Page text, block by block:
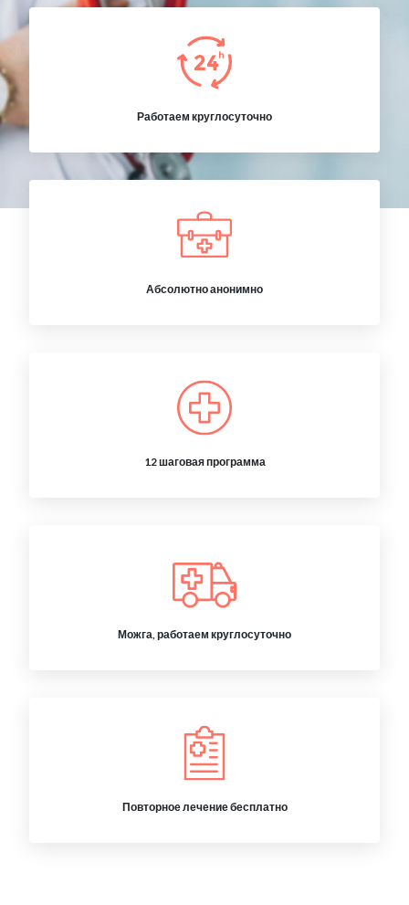
Работаем круглосуточно
Абсолютно анонимно
12 шаговая программа
Можга, работаем круглосуточно
Повторное лечение бесплатно